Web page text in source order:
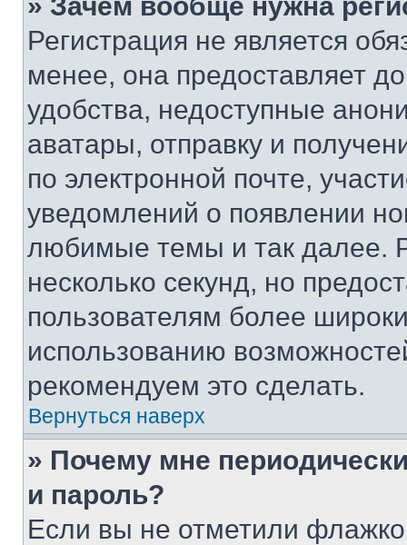
Регистрация не является
менее, она предоставляет
удобства, недоступные
аватары, отправку и
по электронной почте,
уведомлений о появлении
любимые темы и так далее.
несколько секунд, но
пользователям более
использованию
рекомендуем это сделать.
Вернуться наверх
» Почему мне
и пароль?
Если вы не отметили